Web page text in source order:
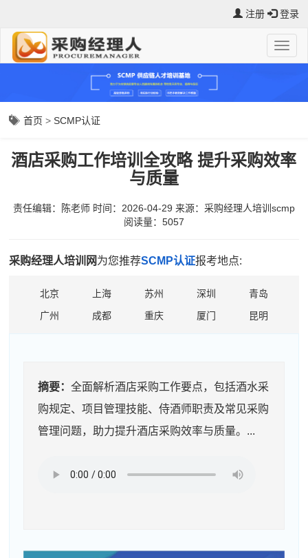
注册 登录
首页 >SCMP认证
酒店采购工作培训全攻略 提升采购效率
与质量
责任编辑：陈老师 时间：2026-04-29 来源： 采购经理人培训scmp
阅读量：5057
采购经理人培训网为您推荐SCMP认证报考地点:
北京 上海 苏州 深圳
青岛
广州
成都 重庆 厦门 昆明
摘要：全面解析酒店采购工作要点，包括酒水采
购规定、项目管理技能、侍酒师职责及常见采购
管理问题，助力提升酒店采购效率与质量。...